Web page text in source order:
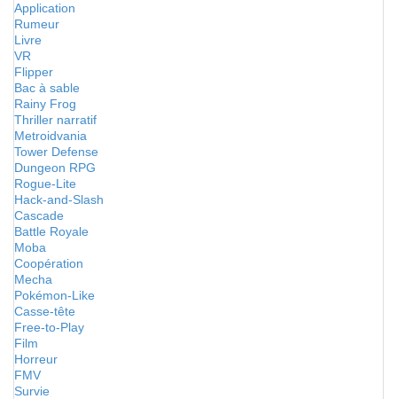
Application
Rumeur
Livre
VR
Flipper
Bac à sable
Rainy Frog
Thriller narratif
Metroidvania
Tower Defense
Dungeon RPG
Rogue-Lite
Hack-and-Slash
Cascade
Battle Royale
Moba
Coopération
Mecha
Pokémon-Like
Casse-tête
Free-to-Play
Film
Horreur
FMV
Survie